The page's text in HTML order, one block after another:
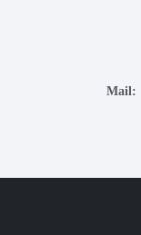
Mail: